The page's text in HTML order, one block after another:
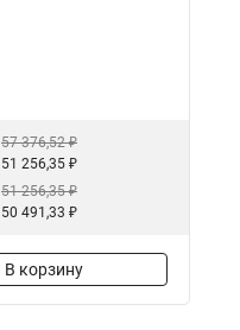
57 376,52 ₽
51 256,35 ₽
51 256,35 ₽
50 491,33 ₽
В корзину